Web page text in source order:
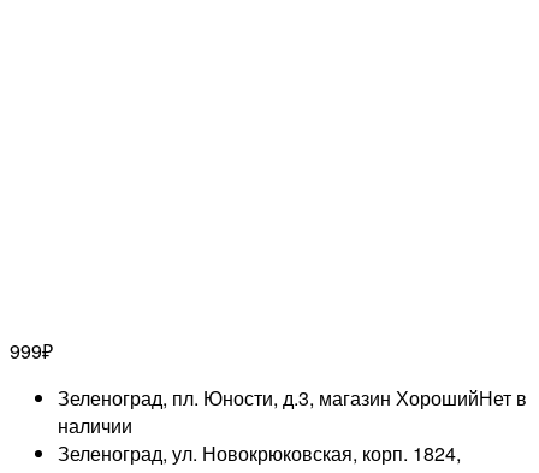
999₽
Зеленоград, пл. Юности, д.3, магазин ХорошийНет в
наличии
Зеленоград, ул. Новокрюковская, корп. 1824,